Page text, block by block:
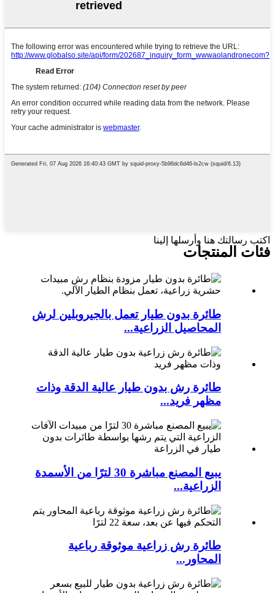
اكتب رسالتك هنا وأرسلها إلينا
فئات المنتجات
طائرة بدون طيار تعمل بالجيروبلين لرش
المحاصيل الزراعية...
طائرة رش بدون طيار عالية الدقة وذات
مظهر فريد...
يبيع المصنع مباشرة 30 لترًا من الأسمدة
الزراعية...
طائرة رش زراعية موثوقة رباعية
المحاور...